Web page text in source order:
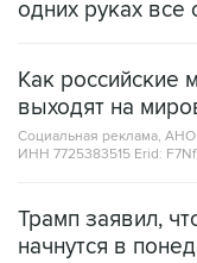
Как российские
Социальная реклама,
ИНН 7725383515 Erid: